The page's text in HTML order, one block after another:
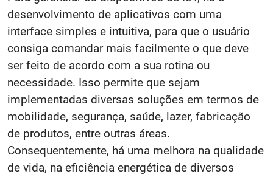
desenvolvimento de aplicativos com uma
interface simples e intuitiva, para que o usuário
consiga comandar mais facilmente o que deve
ser feito de acordo com a sua rotina ou
necessidade. Isso permite que sejam
implementadas diversas soluções em termos de
mobilidade, segurança, saúde, lazer, fabricação
de produtos, entre outras áreas.
Consequentemente, há uma melhora na qualidade
de vida, na eficiência energética de diversos